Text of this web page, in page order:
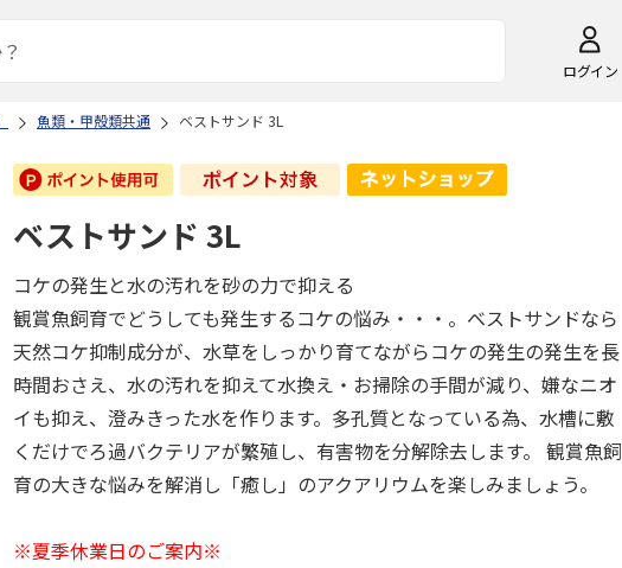
ログイン
魚類・甲殻類共通 ベストサンド 3L
ベストサンド 3L
コケの発生と水の汚れを砂の力で抑える
観賞魚飼育でどうしても発生するコケの悩み・・・。ベストサンドなら
天然コケ抑制成分が、水草をしっかり育てながらコケの発生の発生を長
時間おさえ、水の汚れを抑えて水換え・お掃除の手間が減り、嫌なニオ
イも抑え、澄みきった水を作ります。多孔質となっている為、水槽に敷
くだけでろ過バクテリアが繁殖し、有害物を分解除去します。 観賞魚飼
育の大きな悩みを解消し「癒し」のアクアリウムを楽しみましょう。
※夏季休業日のご案内※